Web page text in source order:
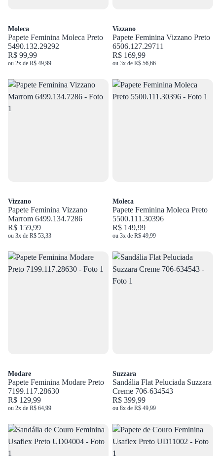
Moleca
Papete Feminina Moleca Preto
5490.132.29292
R$ 99,99
ou 2x de R$ 49,99
Vizzano
Papete Feminina Vizzano Preto
6506.127.29711
R$ 169,99
ou 3x de R$ 56,66
Vizzano
Papete Feminina Vizzano
Marrom 6499.134.7286
R$ 159,99
ou 3x de R$ 53,33
Moleca
Papete Feminina Moleca Preto
5500.111.30396
R$ 149,99
ou 3x de R$ 49,99
Modare
Papete Feminina Modare Preto
7199.117.28630
R$ 129,99
ou 2x de R$ 64,99
Suzzara
Sandália Flat Peluciada Suzzara
Creme 706-634543
R$ 399,99
ou 8x de R$ 49,99